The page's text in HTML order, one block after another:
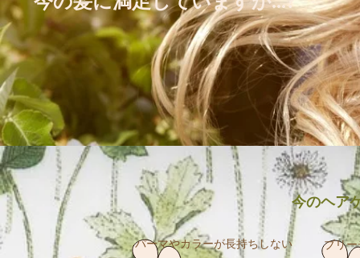
今のヘア
パーマやカラーが長持ちしない ブリ